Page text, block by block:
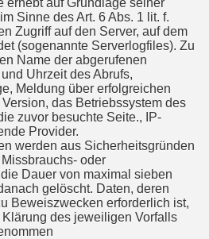
erhebt auf Grundlage seiner
Sinne des Art. 6 Abs. 1 lit. f.
Zugriff auf den Server, auf dem
(sogenannte Serverlogfiles). Zu
Name der abgerufenen
Uhrzeit des Abrufs,
Meldung über erfolgreichen
das Betriebssystem des
zuvor besuchte Seite., IP-
Provider.
werden aus Sicherheitsgründen
oder
Dauer von maximal sieben
gelöscht. Daten, deren
Beweiszwecken erforderlich ist,
des jeweiligen Vorfalls